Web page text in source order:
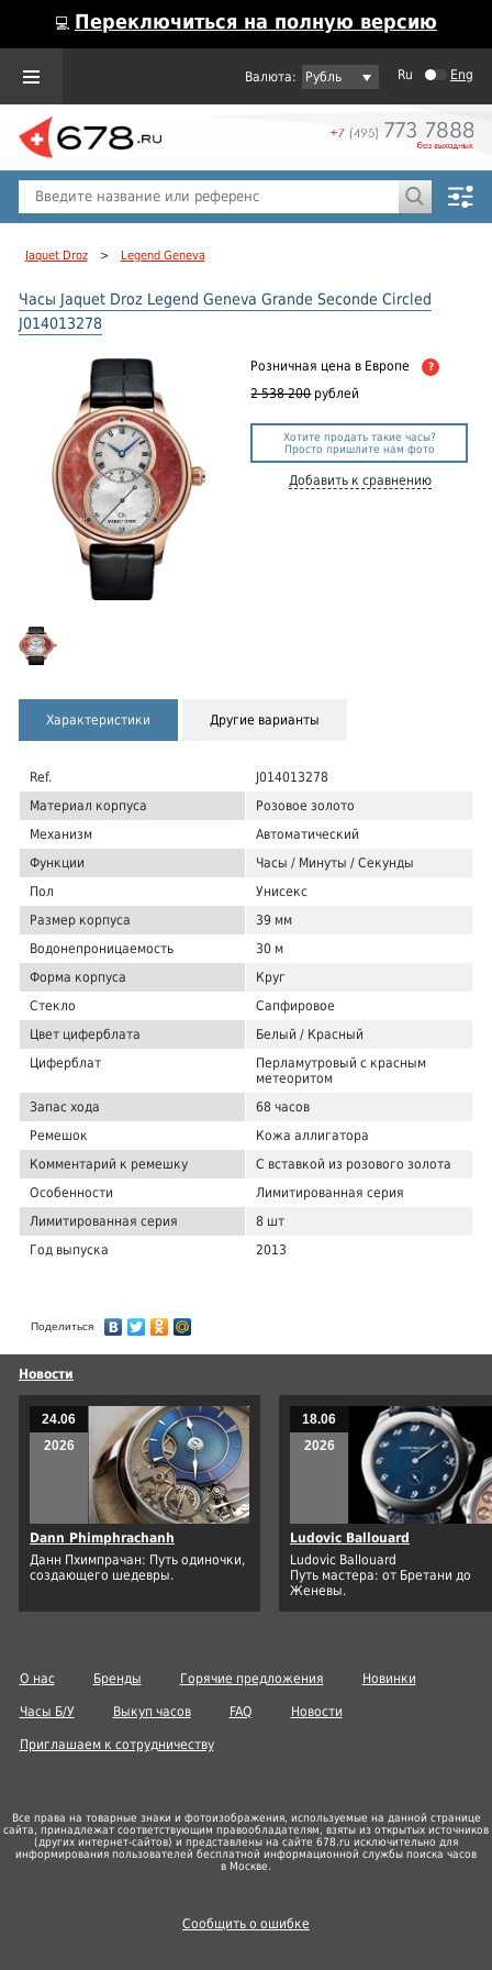
💻 Переключиться на полную версию
Рубль Ru Eng
Jaquet Droz > Legend Geneva
Часы Jaquet Droz Legend Geneva Grande Seconde Circled
J014013278
Розничная цена в Европе ?
2 538 200 рублей
Хотите продать такие часы?
Просто пришлите нам фото
Добавить к сравнению
Характеристики Другие варианты
Ref.
J014013278
Материал корпуса
Розовое золото
Механизм
Автоматический
Функции
Часы / Минуты / Секунды
Пол
Унисекс
Размер корпуса
39 мм
Водонепроницаемость
30 м
Форма корпуса
Круг
Стекло
Сапфировое
Цвет циферблата
Белый / Красный
Циферблат
Перламутровый с красным
метеоритом
Запас хода
68 часов
Ремешок
Кожа аллигатора
Комментарий к ремешку
С вставкой из розового золота
Особенности
Лимитированная серия
Лимитированная серия
8 шт
Год выпуска
2013
Поделиться
Новости
24.06
2026
Dann Phimphrachanh
Данн Пхимпрачан: Путь одиночки,
создающего шедевры.
18.06
2026
Ludovic Ballouard
Ludovic Ballouard
Путь мастера: от Бретани до
Женевы.
О нас Бренды Горячие предложения Новинки
Часы Б/У Выкуп часов FAQ Новости
Приглашаем к сотрудничеству
Все права на товарные знаки и фотоизображения, используемые на данной странице
сайта, принадлежат соответствующим правообладателям, взяты из открытых источников
(других интернет-сайтов) и представлены на сайте 678.ru исключительно для
информирования пользователей бесплатной информационной службы поиска часов
в Москве.
Сообщить о ошибке